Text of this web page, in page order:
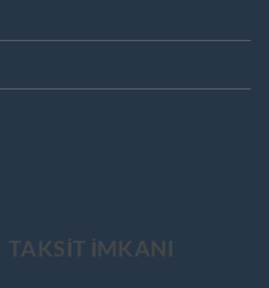
TAKSIT IMKANI